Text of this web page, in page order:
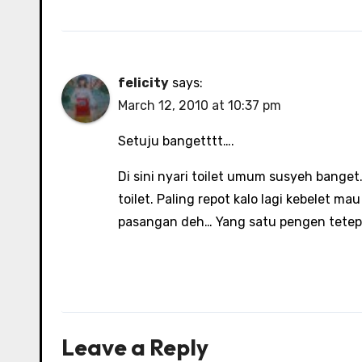
felicity says:
March 12, 2010 at 10:37 pm
Setuju bangetttt….
Di sini nyari toilet umum susyeh
toilet. Paling repot kalo lagi kebelet
pasangan deh… Yang satu pengen
Leave a Reply